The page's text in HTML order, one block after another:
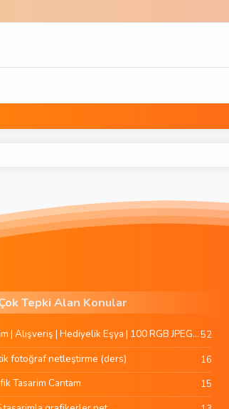
Tepki Alan Konular
Giyim | Alışveriş | Hediyelik Eşya | 100 RGB JPEG Images | 5920x4420 Pixels | 501 MB52
fotoğraf netleştirme (ders) 16
Tasarim Cantam 15